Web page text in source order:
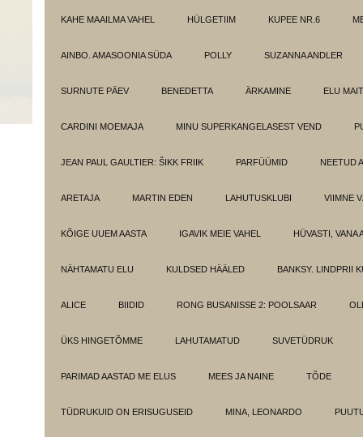
KAHE MAAILMA VAHEL HÜLGETIIM KUPEE NR.6
AINBO. AMASOONIA SÜDA POLLY SUZANNA ANDLER
SURNUTE PÄEV BENEDETTA ÄRKAMINE ELU
CARDINI MOEMAJA MINU SUPERKANGELASEST VEND
JEAN PAUL GAULTIER: ŠIKK FRIIK PARFÜÜMID NEETUD
ARETAJA MARTIN EDEN LAHUTUSKLUBI VIIMNE
KÕIGE UUEM AASTA IGAVIK MEIE VAHEL HÜVASTI, VANA
NÄHTAMATU ELU KULDSED HÄÄLED BANKSY. LINDPRII
ALICE BIIDID RONG BUSANISSE 2: POOLSAAR
ÜKS HINGETÕMME LAHUTAMATUD SUVETÜDRUK
PARIMAD AASTAD ME ELUS MEES JA NAINE TÕDE
TÜDRUKUID ON ERISUGUSEID MINA, LEONARDO